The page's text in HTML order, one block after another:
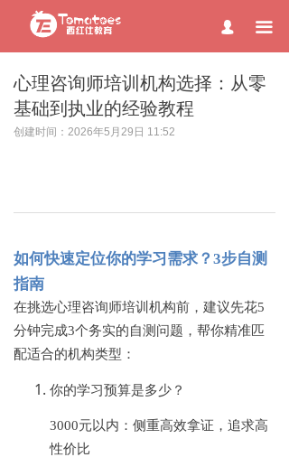
끀
넙
心理咨询师培训机构选择：从零
基础到执业的经验教程
创建时间： 2026年5月29日 11:52
如何快速定位你的学习需求？ 3步自测
指南
在挑选心理咨询师培训机构前，建议先花5
分钟完成3个务实的自测问题，帮你精准匹
配适合的机构类型：
你的学习预算是多少？
3000元以内：侧重高效拿证，追求高
性价比